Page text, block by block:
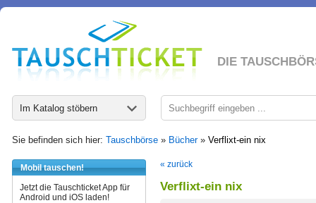
DIE
Im Katalog stöbern
Sie befinden sich hier: Tauschbörse » Bücher» Verflixt-ein nix
Mobil tauschen!
Jetzt die Tauschticket App für
Android und iOS laden!
« zurück
Verflixt-ein nix